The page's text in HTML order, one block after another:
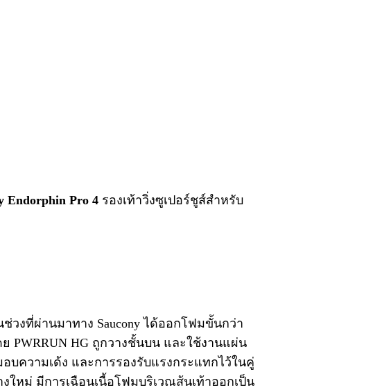
Endorphin Pro 4 รองเท้าวิ่งซูเปอร์ชูส์สำหรับ
วงที่ผ่านมาทาง Saucony ได้ออกโฟมขั้นกว่า
ย PWRRUN HG ถูกวางชั้นบน และใช้งานแผ่น
บความเด้ง และการรองรับแรงกระแทกไว้ในคู่
ใหม่ มีการเฉือนเนื้อโฟมบริเวณส้นเท้าออกเป็น